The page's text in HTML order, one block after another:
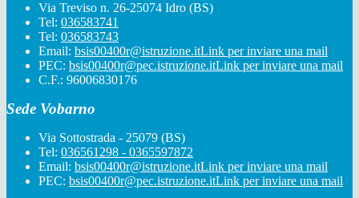
Via Treviso n. 26-25074 Idro (BS)
Tel: 036583741
Tel: 036583743
Email: bsis00400r@istruzione.itLink per inviare una mail
PEC: bsis00400r@pec.istruzione.itLink per inviare una mail
C.F.: 96006830176
Sede Vobarno
Via Sottostrada - 25079 (BS)
Tel: 036561298 - 0365597872
Email: bsis00400r@istruzione.itLink per inviare una mail
PEC: bsis00400r@pec.istruzione.itLink per inviare una mail